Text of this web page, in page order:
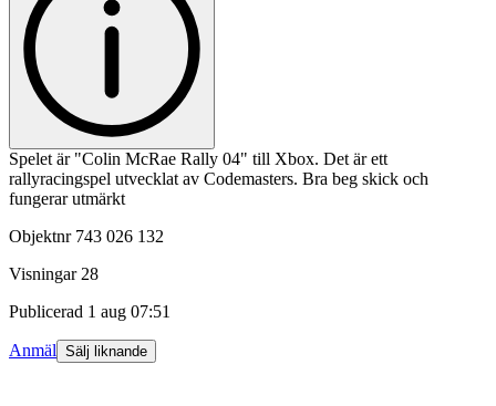
Spelet är "Colin McRae Rally 04" till Xbox. Det är ett
rallyracingspel utvecklat av Codemasters. Bra beg skick och
fungerar utmärkt
Objektnr 743 026 132
Visningar 28
Publicerad 1 aug 07:51
Anmäl Sälj liknande